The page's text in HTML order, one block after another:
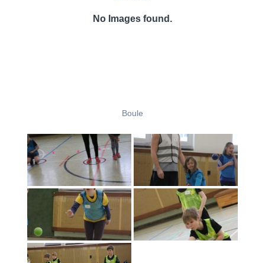
No Images found.
Boule